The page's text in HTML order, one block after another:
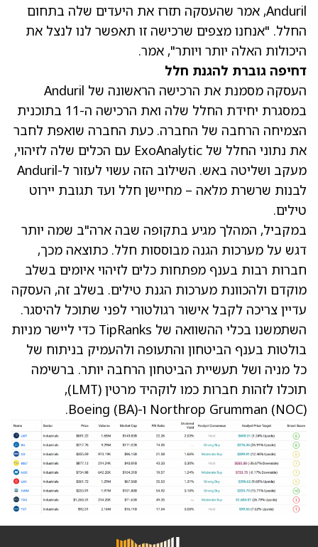
Anduril, אמר שהעסקה תזרז את היעדים שלה בתחום
החלל. "אנחנו מצפים שרכישה זו תאפשר לנו לנצל את
היכולות האלה יותר ויותר", אמר.
דחיפה גוברת להגנת חלל
העסקה מסמנת את הרכישה הראשונה של Anduril
במסגרת יחידת החלל שלה ואת הרכישה ה-11 בתוכנית
הצמיחה הרחבה של החברה. כעת החברה שואפת לחבר
את נתוני החלל של ExoAnalytic עם הכלים שלה לזיהוי,
מעקב ושליטה באש. השילוב הזה עשוי לעזור ל-Anduril
לבנות שרשרת מלאה – מחיישן חלל ועד תגובת יירוט
טילים.
במקביל, המהלך מגיע בתקופה שבה ארה"ב שמה יותר
דגש על מערכות הגנה מבוססות חלל. כתוצאה מכך,
חברות רבות בענף מפתחות כלים לזיהוי איומים בשלב
מוקדם ולהכוונת מערכות הגנת טילים. בשלב זה, העסקה
עדיין צריכה לקבל אישור רגולטורי לפני שתוכל להיסגר.
השתמשנו בכלי ההשוואה של TipRanks כדי ליישר מניות
בולטות בענף הביטחון והתעופה ולהעמיק בניתוח של
כל מניה ושל תעשיית הביטחון הרחבה יותר. ברשימה
תוכלו לזהות חברות כמו לוקהיד מרטין (LMT)
,
Northrop Grumman (NOC) ו-Boeing(BA)
.